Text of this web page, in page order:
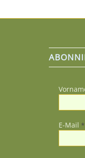
E-Mail *